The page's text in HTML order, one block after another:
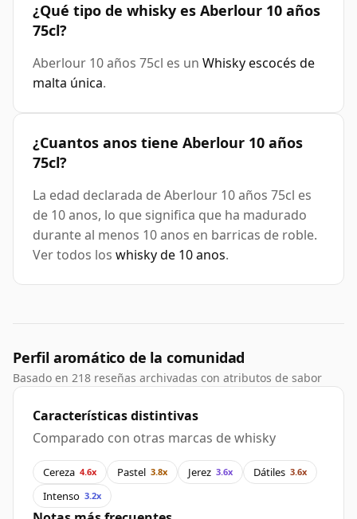
¿Qué tipo de whisky es Aberlour 10 años
75cl?
Aberlour 10 años 75cl es un Whisky escocés de
malta única.
¿Cuantos anos tiene Aberlour 10 años
75cl?
La edad declarada de Aberlour 10 años 75cl es
de 10 anos, lo que significa que ha madurado
durante al menos 10 anos en barricas de roble.
Ver todos los whisky de 10 anos.
Perfil aromático de la comunidad
Basado en 218 reseñas archivadas con atributos de sabor
Características distintivas
Comparado con otras marcas de whisky
Cereza 4.6x Pastel 3.8x Jerez 3.6x Dátiles 3.6x
Intenso 3.2x